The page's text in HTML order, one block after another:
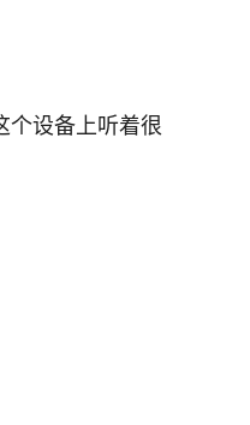
个设备上听着很